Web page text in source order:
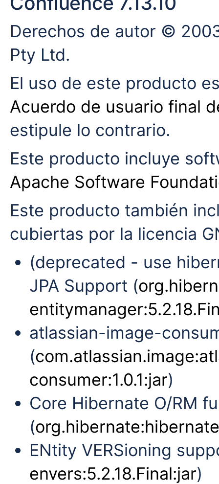
Derechos de autor ©
Pty Ltd.
El uso de este producto
Acuerdo de usuario final
estipule lo contrario.
Este producto incluye
Apache Software
Este producto también
cubiertas por la licencia
(deprecated - use
JPA Support (
atlassian-image-
(
consumer:1.0.1:jar)
Core Hibernate O/RM
(
ENtity VERSioning
envers:5.2.18.Final:jar)